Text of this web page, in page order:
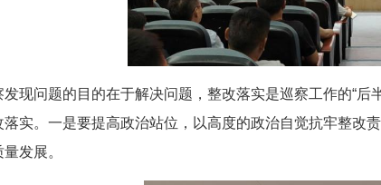
现问题的目的在于解决问题，整改落实是巡察工作的“
实。一是要提高政治站位，以高度的政治自觉抗牢整改
发展。